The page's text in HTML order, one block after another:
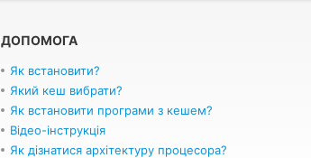
ДОПОМОГА
Як встановити?
Який кеш вибрати?
Як встановити програми з кешем?
Відео-інструкція
Як дізнатися архітектуру процесора?